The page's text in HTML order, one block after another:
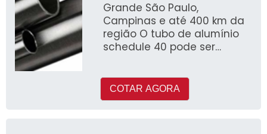
Grande São Paulo,
Campinas e até 400 km da
região O tubo de alumínio
schedule 40 pode ser
COTAR AGORA